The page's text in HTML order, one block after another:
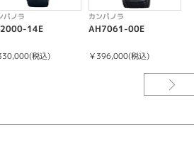
える。 漆と螺鈿(らでん)で描いた宇宙に浮か
ンダー、 文字板は電気鋳造技術で緻密にパ
パノラ
14E
税込)
カンパノラ
AH7061-00E
￥396,000(税込)